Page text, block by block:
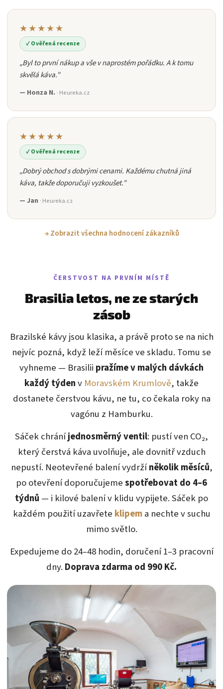
★★★★★
✓ Ověřená recenze
„Byl to první nákup a vše v naprostém pořádku. A k tomu
skvělá káva."
— Honza N. · Heureka.cz
★★★★★
✓ Ověřená recenze
„Dobrý obchod s dobrými cenami. Každému chutná jiná
káva, takže doporučuji vyzkoušet."
— Jan · Heureka.cz
→ Zobrazit všechna hodnocení zákazníků
ČERSTVOST NA PRVNÍM MÍSTĚ
Brasilia letos, ne ze starých
zásob
Brazilské kávy jsou klasika, a právě proto se na nich
nejvíc pozná, když leží měsíce ve skladu. Tomu se
vyhneme — Brasilii pražíme v malých dávkách
každý týdenv Moravském Krumlově, takže
dostanete čerstvou kávu, ne tu, co čekala roky na
vagónu z Hamburku.
Sáček chráníjednosměrný ventil: pustí ven CO₂,
který čerstvá káva uvolňuje, ale dovnitř vzduch
nepustí. Neotevřené balení vydržíněkolik měsíců,
po otevření doporučujemespotřebovat do 4–6
týdnů — i kilové balení v klidu vypijete. Sáček po
každém použití uzavřete klipema nechte v suchu
mimo světlo.
Expedujeme do 24–48 hodin, doručení 1–3 pracovní
dny. Doprava zdarma od 990 Kč.